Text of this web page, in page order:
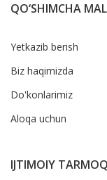
QO‘SHIMCHA
Yetkazib berish
Biz haqimizda
Do'konlarimiz
Aloqa uchun
IJTIMOIY